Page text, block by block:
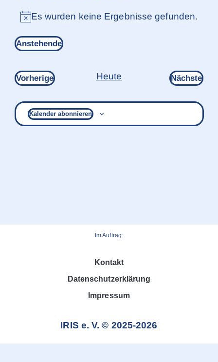
Hinweis
Es wurden keine Ergebnisse gefunden.
Anstehende
VorherigeVeranstaltungen
Heute Nächste
Kalender abonnieren
Im Auftrag:
Kontakt
Datenschutzerklärung
Impressum
IRIS e. V. © 2025-2026